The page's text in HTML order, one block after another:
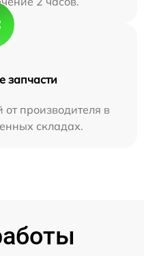
запчасти
от производителя в
складах.